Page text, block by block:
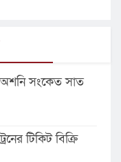
অশনি সংকেত সাত
টিকিট বিক্রি